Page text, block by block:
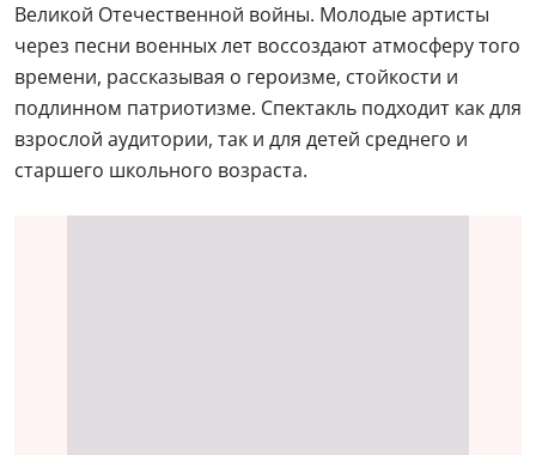
Великой Отечественной войны. Молодые артисты
через песни военных лет воссоздают атмосферу того
времени, рассказывая о героизме, стойкости и
подлинном патриотизме. Спектакль подходит как для
взрослой аудитории, так и для детей среднего и
старшего школьного возраста.